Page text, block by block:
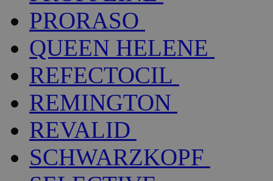
PRORASO
QUEEN HELENE
REFECTOCIL
REMINGTON
REVALID
SCHWARZKOPF